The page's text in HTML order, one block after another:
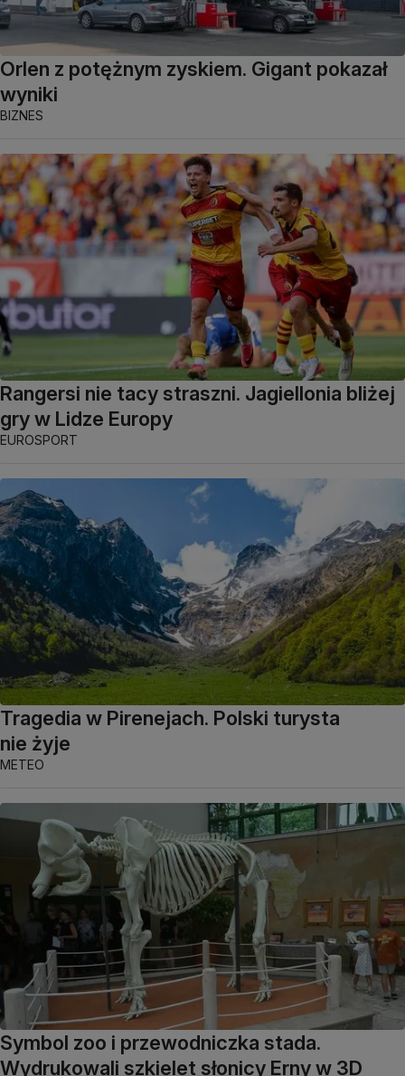
Orlen z potężnym zyskiem. Gigant pokazał
wyniki
BIZNES
Rangersi nie tacy straszni. Jagiellonia bliżej
gry w Lidze Europy
EUROSPORT
Tragedia w Pirenejach. Polski turysta
nie żyje
METEO
Symbol zoo i przewodniczka stada.
Wydrukowali szkielet słonicy Erny w 3D